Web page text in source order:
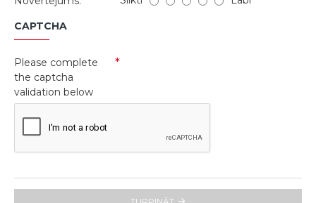
CAPTCHA
Please complete
the captcha
validation below